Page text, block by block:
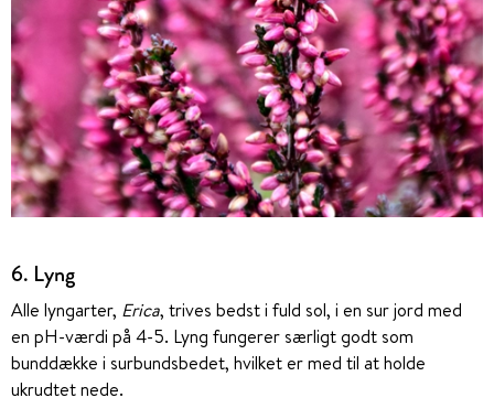
6. Lyng
Alle lyngarter, Erica, trives bedst i fuld sol, i en sur jord med
en pH-værdi på 4-5. Lyng fungerer særligt godt som
bunddække i surbundsbedet, hvilket er med til at holde
ukrudtet nede.